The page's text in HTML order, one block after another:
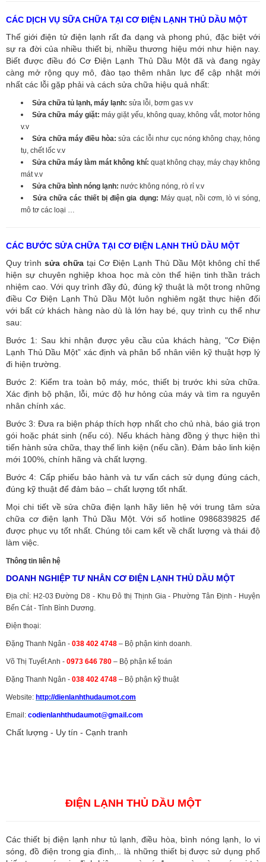
CÁC DỊCH VỤ SỮA CHỮA TẠI CƠ ĐIỆN LẠNH THỦ DẦU MỘT
Thế giới điện tử điện lạnh rất đa dạng và phong phú, đặc biệt với
sự ra đời của nhiều thiết bị, nhiều thương hiệu mới như hiện nay.
Biết được điều đó Cơ Điện Lạnh Thủ Dầu Một đã và đang ngày
càng mở rộng quy mô, đào tạo thêm nhân lực để cập nhật mới
nhất các lỗi gặp phải và cách sửa chữa hiệu quả nhất:
Sửa chữa tủ lạnh, máy lạnh: sửa lỗi, bơm gas v.v
Sửa chữa máy giặt:máy giặt yếu, không quay, không vắt, motor hỏng
v.v
Sửa chữa máy điều hòa: sửa các lỗi như cục nóng không chạy, hỏng
tụ, chết lốc v.v
Sửa chữa máy làm mát không khí: quạt không chạy, máy chạy không
mát v.v
Sửa chữa bình nóng lạnh: nước không nóng, rò rỉ v.v
Sửa chữa các thiết bị điện gia dụng: Máy quạt, nồi cơm, lò vi sóng,
mô tơ các loại …
CÁC BƯỚC SỬA CHỮA TẠI CƠ ĐIỆN LẠNH THỦ DẦU MỘT
Quy trình sửa chữa tại Cơ Điện Lạnh Thủ Dầu Một không chỉ thể
hiện sự chuyên nghiệp khoa học mà còn thể hiện tinh thần trách
nhiệm cao. Với quy trình đầy đủ, đúng kỹ thuật là một trong những
điều Cơ Điện Lạnh Thủ Dầu Một luôn nghiêm ngặt thực hiện đối
với bất cứ khách hàng nào dù là lớn hay bé, quy trình cụ thể như
sau:
Bước 1: Sau khi nhận được yêu cầu của khách hàng, "Cơ Điện
Lạnh Thủ Dầu Một” xác định và phân bổ nhân viên kỹ thuật hợp lý
đi hiện trường.
Bước 2: Kiểm tra toàn bộ máy, móc, thiết bị trước khi sửa chữa.
Xác định bộ phận, lỗi, mức độ hư hỏng của máy và tìm ra nguyên
nhân chính xác.
Bước 3: Đưa ra biện pháp thích hợp nhất cho chủ nhà, báo giá trọn
gói hoặc phát sinh (nếu có). Nếu khách hàng đồng ý thực hiện thì
tiến hành sửa chữa, thay thế linh kiện (nếu cần). Đảm bảo linh kiện
mới 100%, chính hãng và chất lượng.
Bước 4: Cấp phiếu bảo hành và tư vấn cách sử dụng đúng cách,
đúng kỹ thuật để đảm bảo – chất lượng tốt nhất.
Mọi chi tiết về sửa chữa điện lạnh hãy liên hệ với trung tâm sửa
chữa cơ điện lạnh Thủ Dầu Một. Với số hotline 0986839825 để
được phục vụ tốt nhất. Chúng tôi cam kết về chất lượng và thái độ
làm việc.
Thông tin liên hệ
DOANH NGHIỆP TƯ NHÂN CƠ ĐIỆN LẠNH THỦ DẦU MỘT
Địa chỉ: H2-03 Đường D8 - Khu Đô thị Thịnh Gia - Phường Tân Định - Huyện
Bến Cát - Tỉnh Bình Dương.
Điện thoại:
Đặng Thanh Ngân - 038 402 4748 – Bộ phận kinh doanh.
Võ Thị Tuyết Anh - 0973 646 780 – Bộ phận kế toán
Đặng Thanh Ngân - 038 402 4748 – Bộ phận kỹ thuật
Website: http://dienlanhthudaumot.com
Email: codienlanhthudaumot@gmail.com
Chất lượng - Uy tín - Cạnh tranh
ĐIỆN LẠNH THỦ DẦU MỘT
Các thiết bị điện lạnh như tủ lạnh, điều hòa, bình nóng lạnh, lo vi
sóng, đồ điện trong gia đình,.. là những thiết bị được sử dụng phổ